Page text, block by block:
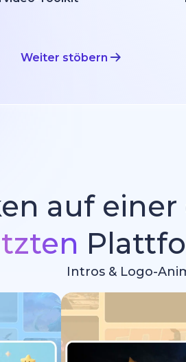
Weiter stöbern
auf
Intros & Logo-